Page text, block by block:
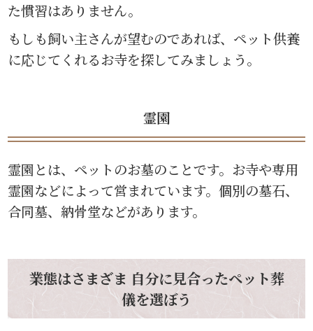
た慣習はありません。
もしも飼い主さんが望むのであれば、ペット供養
に応じてくれるお寺を探してみましょう。
霊園
霊園とは、ペットのお墓のことです。お寺や専用
霊園などによって営まれています。個別の墓石、
合同墓、納骨堂などがあります。
業態はさまざま 自分に見合ったペット葬
儀を選ぼう